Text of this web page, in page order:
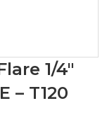
1/4"
– T120